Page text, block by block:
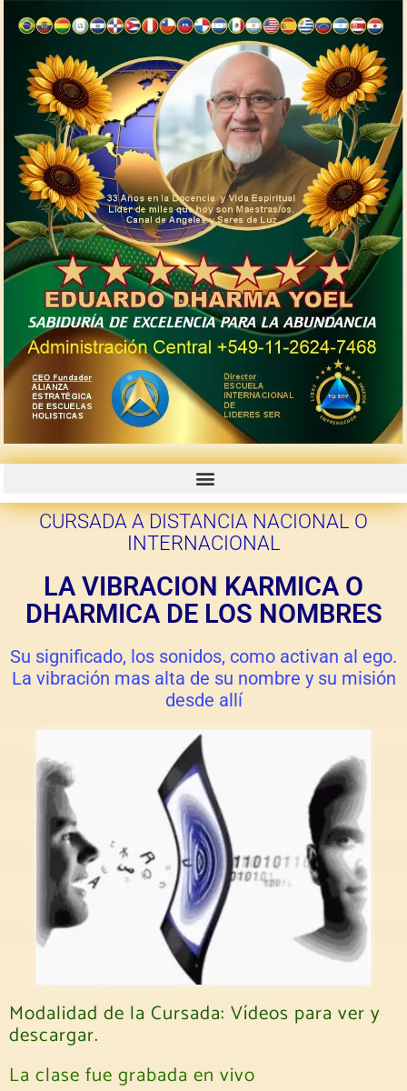
CURSADA A DISTANCIA NACIONAL O
INTERNACIONAL
LA VIBRACION KARMICA O
DHARMICA DE LOS NOMBRES
Su significado, los sonidos, como activan al ego.
La vibración mas alta de su nombre y su misión
desde allí
Modalidad de la Cursada: Vídeos para ver y
descargar.
La clase fue grabada en vivo